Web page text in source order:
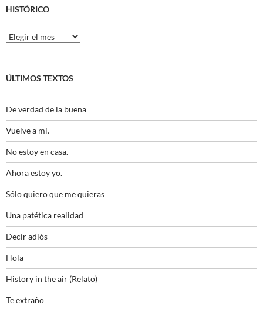
HISTÓRICO
Histórico
ÚLTIMOS TEXTOS
De verdad de la buena
Vuelve a mí.
No estoy en casa.
Ahora estoy yo.
Sólo quiero que me quieras
Una patética realidad
Decir adiós
Hola
History in the air (Relato)
Te extraño